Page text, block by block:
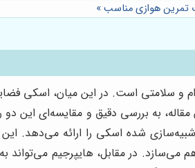
تمرین هوازی مناسب»
و سلامتی است. در این میان، اسکی
به بررسی دقیق و مقایسه‌ای این
شده اسکی را ارائه می‌دهد. این
می‌سازد. در مقابل، هایپرجیم